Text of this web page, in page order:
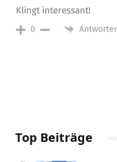
Klingt interessant!
0
Top Beiträge